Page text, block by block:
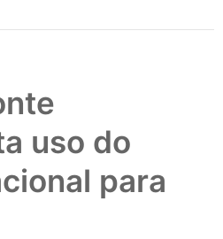
uso do
para